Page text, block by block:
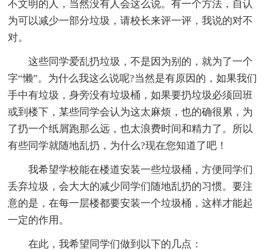
不文明的人，当然没有人会这么说。有一个方法，自认
为可以减少一部分垃圾，请校长来评一评，我说的对不
对。
这些同学爱乱扔垃圾，不是因为别的，就为了一个
字“懒”。为什么我这么说呢?当然是有原因的，如果我们
手中有垃圾，身旁没有垃圾桶，如果要扔垃圾必须回班
或到楼下，某些同学会认为这太麻烦，也的确很累，为
了扔一个纸屑跑那么远，也太浪费时间和精力了。所以
有些同学就随地乱扔，为什么?现在您知道了吧！
我希望学校能在楼道安装一些垃圾桶，方便同学们
丢弃垃圾，会大大的减少同学们随地乱扔的习惯。要注
意的是，在每一层楼都要安装一个垃圾桶，这样才能起
一定的作用。
在此，我希望同学们做到以下的几点：